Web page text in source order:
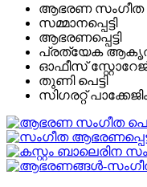
ആഭരണ സംഗീത
സമ്മാനപ്പെട്ടി
ആഭരണപ്പെട്ടി
പ്രത്യേക
ഓഫീസ്
തുണി പെട്ടി
സിഗരറ്റ്